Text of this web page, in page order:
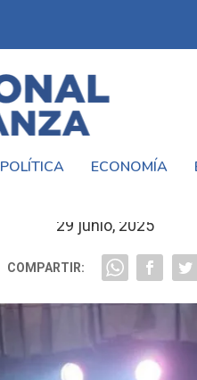
POLÍTICA ECONOMÍA
29 junio, 2025
COMPARTIR: